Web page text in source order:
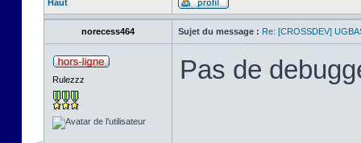
Haut
norecess464 Sujet du message : Re: [CROSSDEV]
Rulezzz Pas de